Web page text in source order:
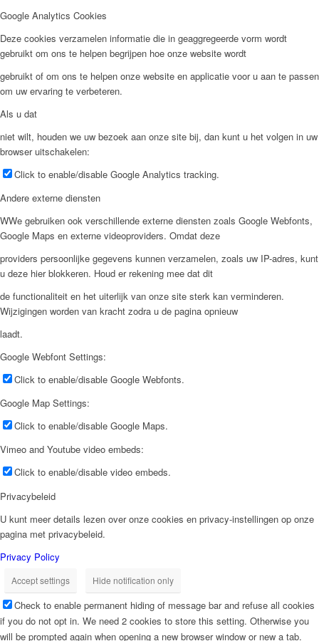
Google Analytics Cookies
Deze cookies verzamelen informatie die in geaggregeerde vorm wordt
gebruikt om ons te helpen begrijpen hoe onze website wordt
gebruikt of om ons te helpen onze website en applicatie voor u aan te passen
om uw ervaring te verbeteren.
Als u dat
niet wilt, houden we uw bezoek aan onze site bij, dan kunt u het volgen in uw
browser uitschakelen:
Click to enable/disable Google Analytics tracking.
Andere externe diensten
WWe gebruiken ook verschillende externe diensten zoals Google Webfonts,
Google Maps en externe videoproviders. Omdat deze
providers persoonlijke gegevens kunnen verzamelen, zoals uw IP-adres, kunt
u deze hier blokkeren. Houd er rekening mee dat dit
de functionaliteit en het uiterlijk van onze site sterk kan verminderen.
Wijzigingen worden van kracht zodra u de pagina opnieuw
laadt.
Google Webfont Settings:
Click to enable/disable Google Webfonts.
Google Map Settings:
Click to enable/disable Google Maps.
Vimeo and Youtube video embeds:
Click to enable/disable video embeds.
Privacybeleid
U kunt meer details lezen over onze cookies en privacy-instellingen op onze
pagina met privacybeleid.
Privacy Policy
Accept settings Hide notification only
Check to enable permanent hiding of message bar and refuse all cookies
if you do not opt in. We need 2 cookies to store this setting. Otherwise you
will be prompted again when opening a new browser window or new a tab.